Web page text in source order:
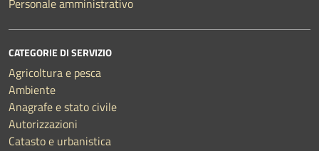
Personale amministrativo
CATEGORIE DI SERVIZIO
Agricoltura e pesca
Ambiente
Anagrafe e stato civile
Autorizzazioni
Catasto e urbanistica